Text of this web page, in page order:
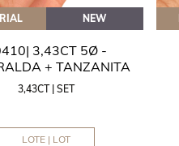
NEW
3,43CT 5Ø -
+ TANZANITA
3,43CT | SET
LOTE | LOT